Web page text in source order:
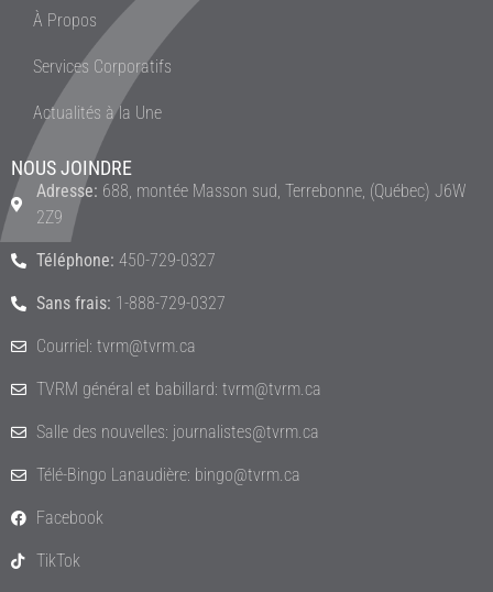
À Propos
Services Corporatifs
Actualités à la Une
NOUS JOINDRE
Adresse: 688, montée Masson sud, Terrebonne, (Québec) J6W
2Z9
Téléphone: 450-729-0327
Sans frais: 1-888-729-0327
Courriel: tvrm@tvrm.ca
TVRM général et babillard: tvrm@tvrm.ca
Salle des nouvelles: journalistes@tvrm.ca
Télé-Bingo Lanaudière: bingo@tvrm.ca
Facebook
TikTok